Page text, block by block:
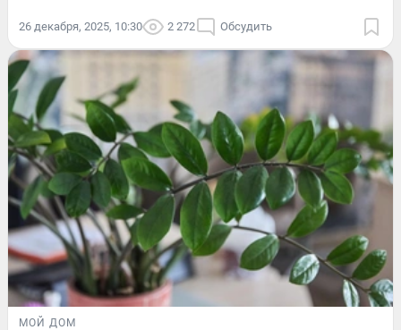
26 декабря, 2025, 10:30 2 272 Обсудить
МОЙ ДОМ